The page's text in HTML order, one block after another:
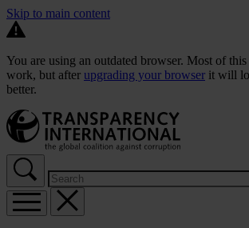
Skip to main content
You are using an outdated browser. Most of
work, but after upgrading your browser it will
better.